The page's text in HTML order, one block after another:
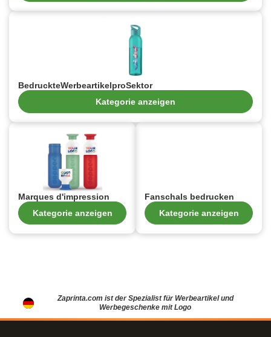
BedruckteWerbeartikelproSektor
Kategorie anzeigen
Marques d'impression
Kategorie anzeigen
Fanschals bedrucken
Kategorie anzeigen
Zaprinta.com ist der Spezialist für Werbeartikel und
Werbegeschenke mit Logo